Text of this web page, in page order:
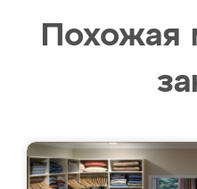
Похожая